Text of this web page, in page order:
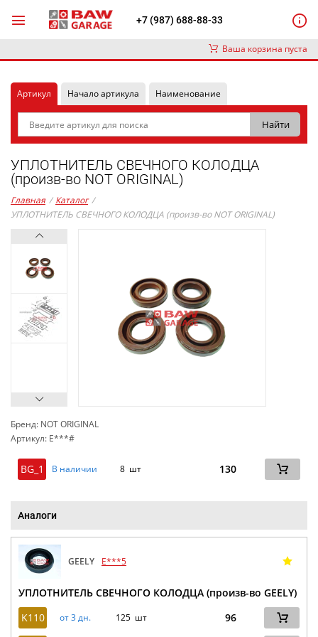
+7 (987) 688-88-33
Ваша корзина пуста
Артикул Начало артикула Наименование
УПЛОТНИТЕЛЬ СВЕЧНОГО КОЛОДЦА
(произв-во NOT ORIGINAL)
Главная / Каталог /
УПЛОТНИТЕЛЬ СВЕЧНОГО КОЛОДЦА (произв-во NOT ORIGINAL)
Бренд: NOT ORIGINAL
Артикул: E***#
BG_1 В наличии 8 шт 130
Аналоги
GEELY E***5
УПЛОТНИТЕЛЬ СВЕЧНОГО КОЛОДЦА (произв-во GEELY)
K110
от 3 дн. 125 шт 96